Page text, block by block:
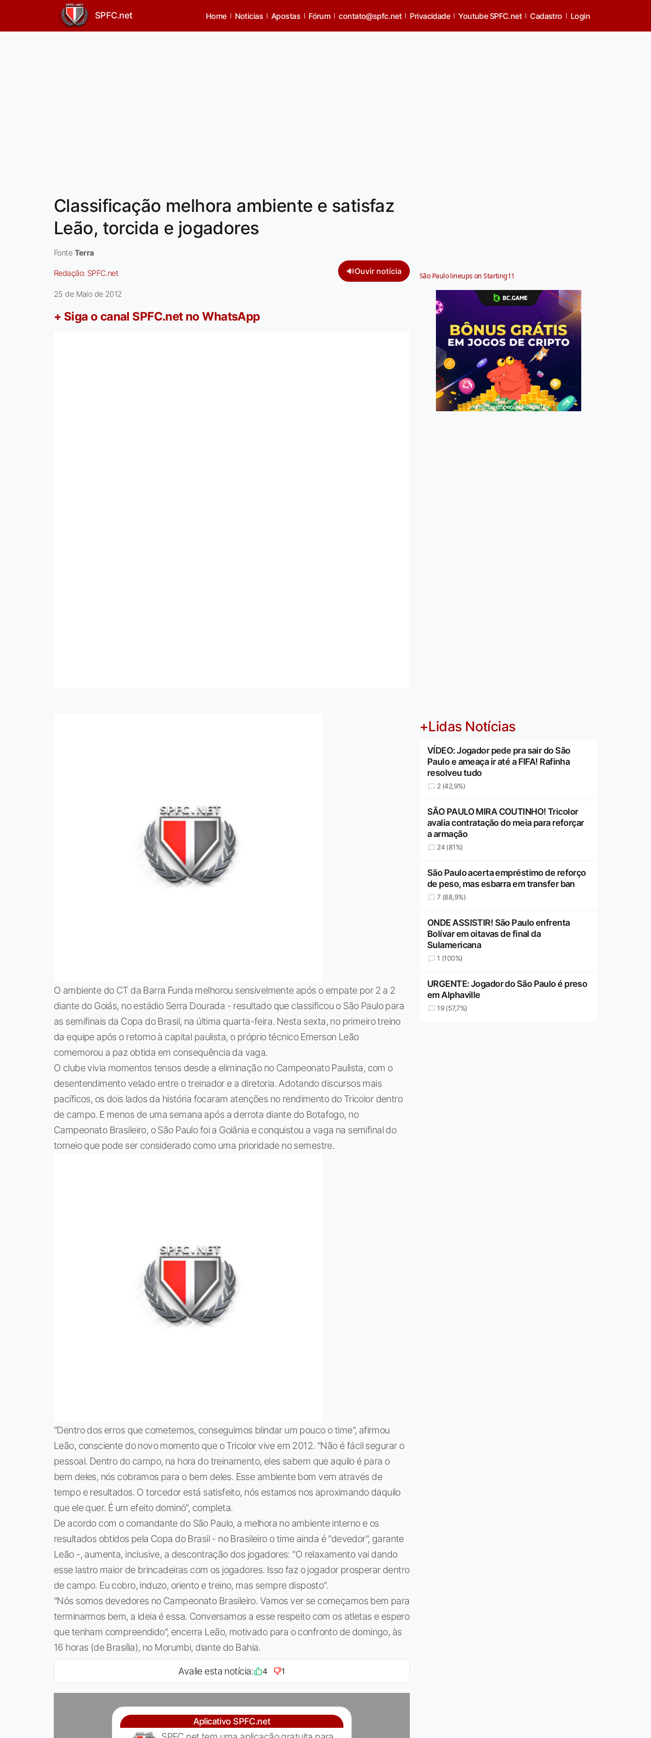
SPFC.net Home Noticias Apostas Fórum contato@spfc.net Privacidade Youtube SPFC.net Cadastro Login
Classificação melhora ambiente e satisfaz
Leão, torcida e jogadores
Fonte Terra
Redação: SPFC.net 🔊Ouvir notícia
25 de Maio de 2012
+ Siga o canal SPFC.net no WhatsApp
O ambiente do CT da Barra Funda melhorou sensivelmente após o empate por 2 a 2
diante do Goiás, no estádio Serra Dourada - resultado que classificou o São Paulo para
as semifinais da Copa do Brasil, na última quarta-feira. Nesta sexta, no primeiro treino
da equipe após o retorno à capital paulista, o próprio técnico Emerson Leão
comemorou a paz obtida em consequência da vaga.
O clube vivia momentos tensos desde a eliminação no Campeonato Paulista, com o
desentendimento velado entre o treinador e a diretoria. Adotando discursos mais
pacíficos, os dois lados da história focaram atenções no rendimento do Tricolor dentro
de campo. E menos de uma semana após a derrota diante do Botafogo, no
Campeonato Brasileiro, o São Paulo foi a Goiânia e conquistou a vaga na semifinal do
torneio que pode ser considerado como uma prioridade no semestre.
"Dentro dos erros que cometemos, conseguimos blindar um pouco o time", afirmou
Leão, consciente do novo momento que o Tricolor vive em 2012. "Não é fácil segurar o
pessoal. Dentro do campo, na hora do treinamento, eles sabem que aquilo é para o
bem deles, nós cobramos para o bem deles. Esse ambiente bom vem através de
tempo e resultados. O torcedor está satisfeito, nós estamos nos aproximando daquilo
que ele quer. É um efeito dominó", completa.
De acordo com o comandante do São Paulo, a melhora no ambiente interno e os
resultados obtidos pela Copa do Brasil - no Brasileiro o time ainda é "devedor", garante
Leão -, aumenta, inclusive, a descontração dos jogadores: "O relaxamento vai dando
esse lastro maior de brincadeiras com os jogadores. Isso faz o jogador prosperar dentro
de campo. Eu cobro, induzo, oriento e treino, mas sempre disposto".
"Nós somos devedores no Campeonato Brasileiro. Vamos ver se começamos bem para
terminarmos bem, a ideia é essa. Conversamos a esse respeito com os atletas e espero
que tenham compreendido", encerra Leão, motivado para o confronto de domingo, às
16 horas (de Brasília), no Morumbi, diante do Bahia.
Avalie esta notícia: 4 1
Aplicativo SPFC.net
São Paulo lineups on Starting11
Jogue com responsabilidade. 18+
+Lidas Notícias
VÍDEO: Jogador pede pra sair do São
Paulo e ameaça ir até a FIFA! Rafinha
resolveu tudo
2 (42,9%)
SÃO PAULO MIRA COUTINHO! Tricolor
avalia contratação do meia para reforçar
a armação
24 (81%)
São Paulo acerta empréstimo de reforço
de peso, mas esbarra em transfer ban
7 (88,9%)
ONDE ASSISTIR! São Paulo enfrenta
Bolívar em oitavas de final da
Sulamericana
1 (100%)
URGENTE: Jogador do São Paulo é preso
em Alphaville
19 (57,7%)